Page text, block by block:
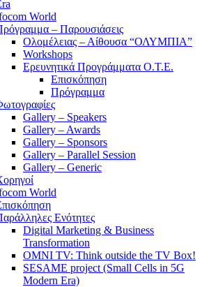
World
– Παρουσιάσεις
Ολομέλειας – Αίθουσα “ΟΛΥΜΠΙΑ”
Workshops
Ερευνητικά Προγράμματα Ο.Τ.Ε.
Επισκόπηση
Πρόγραμμα
Gallery – Speakers
Gallery – Awards
Gallery – Sponsors
Gallery – Parallel Session
Gallery – Generic
World
Ενότητες
Digital Marketing & Business
Transformation
OMNI TV: Think outside the TV Box!
SESAME project (Small Cells in 5G
Modern Era)